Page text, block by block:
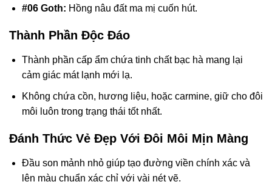
#06 Goth: Hồng nâu đất ma mị cuốn hút.
Thành Phần Độc Đáo
Thành phần cấp ẩm chứa tinh chất bạc hà mang lại
cảm giác mát lạnh mới lạ.
Không chứa cồn, hương liệu, hoặc carmine, giữ cho đôi
môi luôn trong trạng thái tốt nhất.
Đánh Thức Vẻ Đẹp Với Đôi Môi Mịn Màng
Đầu son mảnh nhỏ giúp tạo đường viền chính xác và
lên màu chuẩn xác chỉ với vài nét vẽ.